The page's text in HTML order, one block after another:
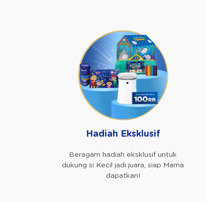
Hadiah Eksklusif
Beragam hadiah eksklusif untuk
dukung si Kecil jadi juara, siap Mama
dapatkan!